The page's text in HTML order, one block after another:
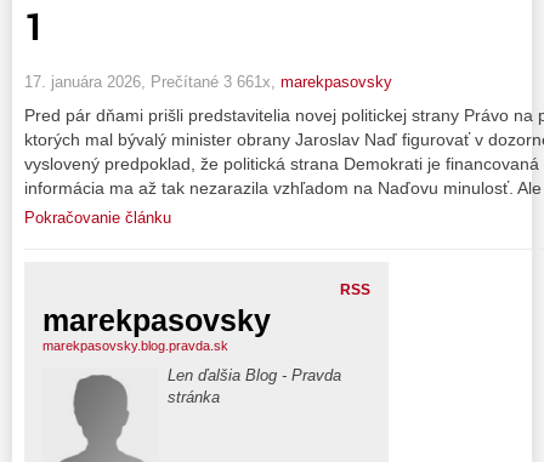
1
17. januára 2026, Prečítané 3 661x, marekpasovsky
Pred pár dňami prišli predstavitelia novej politickej strany Právo na
ktorých mal bývalý minister obrany Jaroslav Naď figurovať v
vyslovený predpoklad, že politická strana Demokrati je
informácia ma až tak nezarazila vzhľadom na Naďovu minulosť.
Pokračovanie článku
RSS
marekpasovsky
marekpasovsky.blog.pravda.sk
Len ďalšia Blog - Pravda
stránka